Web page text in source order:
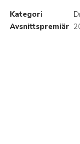
Kategori
Avsnittspremiär